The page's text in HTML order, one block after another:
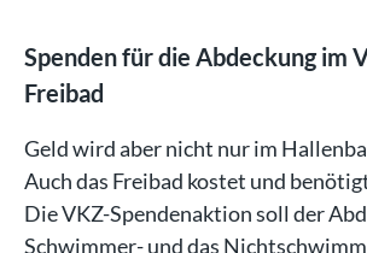
Spenden für die Abdeckung im
Freibad
Geld wird aber nicht nur im
Auch das Freibad kostet und
Die VKZ-Spendenaktion soll der
Schwimmer- und das